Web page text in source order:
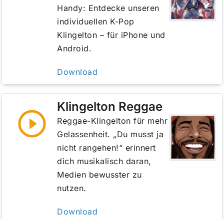
Handy: Entdecke unseren
individuellen K-Pop
Klingelton – für iPhone und
Android.
Download
Klingelton Reggae
Reggae-Klingelton für mehr
Gelassenheit. „Du musst ja
nicht rangehen!“ erinnert
dich musikalisch daran,
Medien bewusster zu
nutzen.
Download